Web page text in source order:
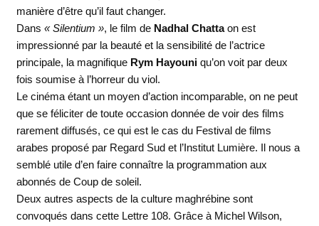
manière d’être qu’il faut changer.
Dans « Silentium », le film de Nadhal Chattaon est
impressionné par la beauté et la sensibilité de l’actrice
principale, la magnifique Rym Hayouniqu’on voit par deux
fois soumise à l’horreur du viol.
Le cinéma étant un moyen d’action incomparable, on ne peut
que se féliciter de toute occasion donnée de voir des films
rarement diffusés, ce qui est le cas du Festival de films
arabes proposé par Regard Sud et l’Institut Lumière. Il nous a
semblé utile d’en faire connaître la programmation aux
abonnés de Coup de soleil.
Deux autres aspects de la culture maghrébine sont
convoqués dans cette Lettre 108. Grâce à Michel Wilson,